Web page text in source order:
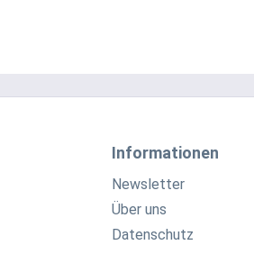
Informationen
Newsletter
Über uns
Datenschutz